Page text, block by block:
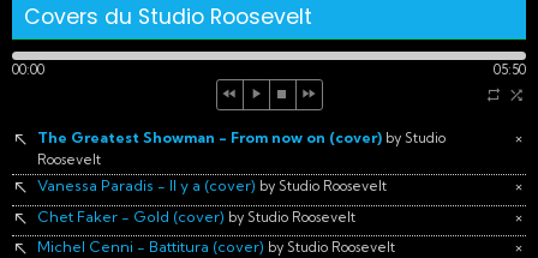
Covers du Studio Roosevelt
00:00 05:50
×
The Greatest Showman - From now on (cover) by Studio
Roosevelt
×
Vanessa Paradis - Il y a (cover) by Studio Roosevelt
×
Chet Faker - Gold (cover) by Studio Roosevelt
×
Michel Cenni - Battitura (cover) by Studio Roosevelt